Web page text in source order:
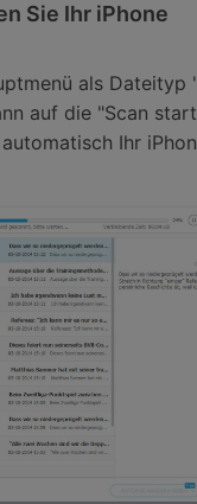
Sie Ihr iPhone
als Dateityp
auf die "Scan
Ihr